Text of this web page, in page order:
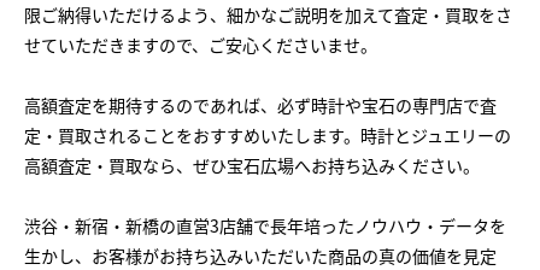
限ご納得いただけるよう、細かなご説明を加えて査定・買取をさ
せていただきますので、ご安心くださいませ。
高額査定を期待するのであれば、必ず時計や宝石の専門店で査
定・買取されることをおすすめいたします。時計とジュエリーの
高額査定・買取なら、ぜひ宝石広場へお持ち込みください。
渋谷・新宿・新橋の直営3店舗で長年培ったノウハウ・データを
生かし、お客様がお持ち込みいただいた商品の真の価値を見定